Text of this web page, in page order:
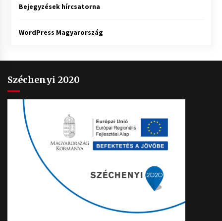
Bejegyzések hírcsatorna
WordPress Magyarország
Széchenyi 2020